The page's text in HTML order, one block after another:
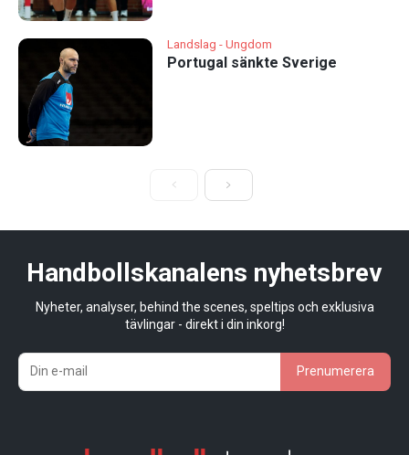
Landslag - Ungdom
Portugal sänkte Sverige
Handbollskanalens nyhetsbrev
Nyheter, analyser, behind the scenes, speltips och exklusiva
tävlingar - direkt i din inkorg!
Prenumerera